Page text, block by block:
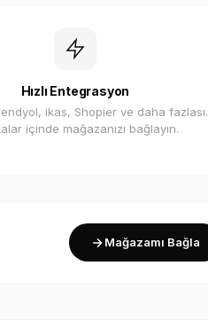
Hızlı Entegrasyon
ikas, Shopier ve daha fazlası.
içinde mağazanızı bağlayın.
Mağazamı Bağla